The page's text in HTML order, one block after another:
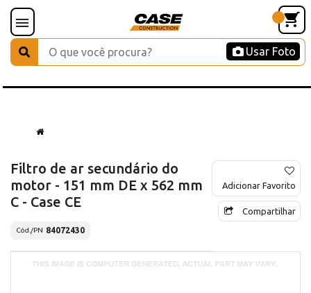
Usar Foto
Filtro de ar secundário do
motor - 151 mm DE x 562 mm
C - Case CE
Cód./PN 84072430
Adicionar Favorito
Compartilhar